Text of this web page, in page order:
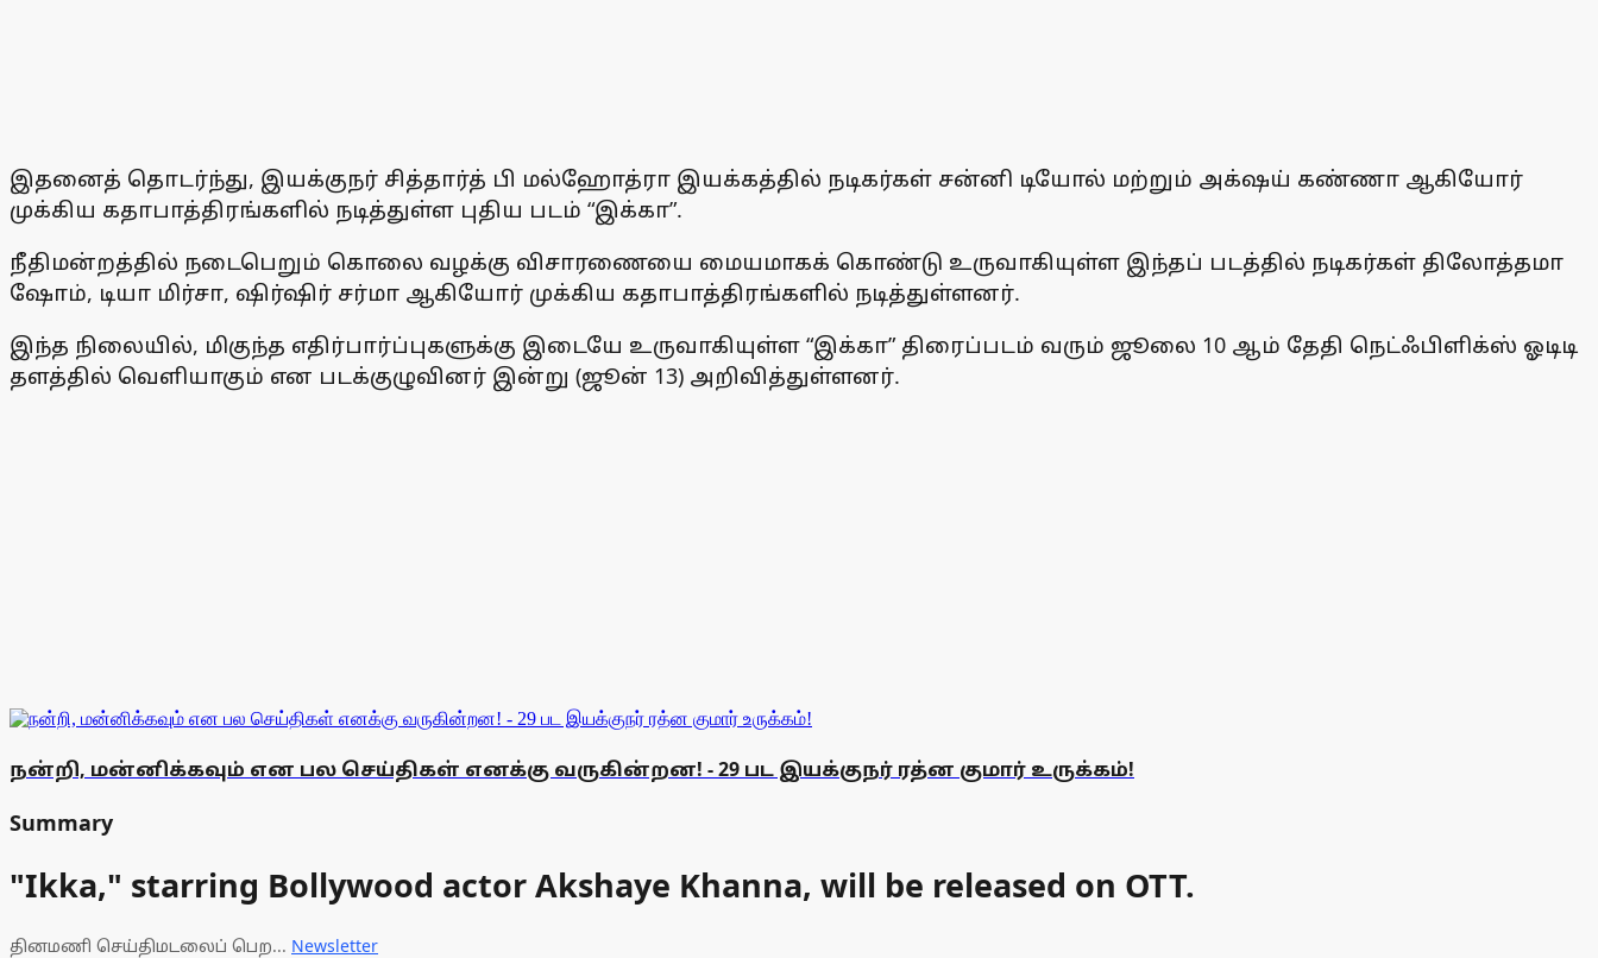
இதனைத் தொடர்ந்து, இயக்குநர் சித்தார்த் பி மல்ஹோத்ரா இயக்கத்தில் நடிகர்கள் சன்னி டியோல் மற்றும் அக்‌ஷய் கண்ணா ஆகியோர்
முக்கிய கதாபாத்திரங்களில் நடித்துள்ள புதிய படம் “இக்கா”.
நீதிமன்றத்தில் நடைபெறும் கொலை வழக்கு விசாரணையை மையமாகக் கொண்டு உருவாகியுள்ள இந்தப் படத்தில் நடிகர்கள் திலோத்தமா
ஷோம், டியா மிர்சா, ஷிர்ஷிர் சர்மா ஆகியோர் முக்கிய கதாபாத்திரங்களில் நடித்துள்ளனர்.
இந்த நிலையில், மிகுந்த எதிர்பார்ப்புகளுக்கு இடையே உருவாகியுள்ள “இக்கா” திரைப்படம் வரும் ஜூலை 10 ஆம் தேதி நெட்ஃபிளிக்ஸ் ஓடிடி
தளத்தில் வெளியாகும் என படக்குழுவினர் இன்று (ஜூன் 13) அறிவித்துள்ளனர்.
நன்றி, மன்னிக்கவும் என பல செய்திகள் எனக்கு வருகின்றன! - 29 பட இயக்குநர் ரத்ன குமார் உருக்கம்!
Summary
"Ikka," starring Bollywood actor Akshaye Khanna, will be released on OTT.
தினமணி செய்திமடலைப் பெற... Newsletter